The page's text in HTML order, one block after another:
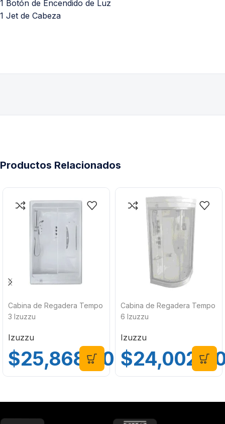
1 Botón de Encendido de Luz
1 Jet de Cabeza
Productos Relacionados
Cabina de Regadera Tempo
3 Izuzzu
Izuzzu
$25,868.00
Cabina de Regadera Tempo
6 Izuzzu
Izuzzu
$